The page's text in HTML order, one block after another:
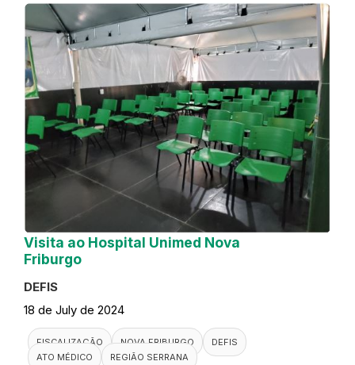
Visita ao Hospital Unimed Nova
Friburgo
DEFIS
18 de July de 2024
FISCALIZAÇÃO NOVA FRIBURGO
DEFIS
ATO MÉDICO
REGIÃO SERRANA